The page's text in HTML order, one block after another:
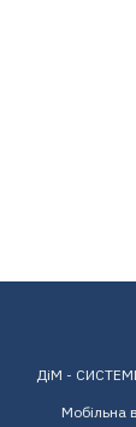
ДіМ -
Мобільна